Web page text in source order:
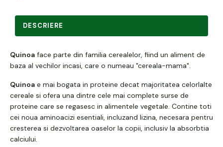
DESCRIERE
Quinoa face parte din familia cerealelor, fiind un aliment de
baza al vechilor incasi, care o numeau "cereala-mama".
Quinoa e mai bogata in proteine decat majoritatea celorlalte
cereale si ofera una dintre cele mai complete surse de
proteine care se regasesc in alimentele vegetale. Contine toti
cei noua aminoacizi esentiali, incluzand lizina, necesara pentru
cresterea si dezvoltarea oaselor la copii, inclusiv la absorbtia
calciului.